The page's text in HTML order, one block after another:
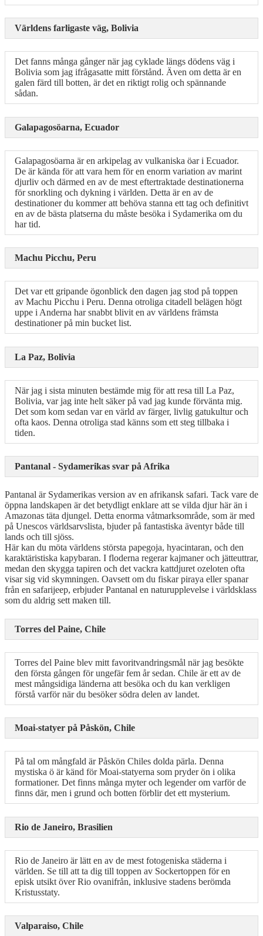
Världens farligaste väg, Bolivia
Det fanns många gånger när jag cyklade längs dödens väg i
Bolivia som jag ifrågasatte mitt förstånd. Även om detta är en
galen färd till botten, är det en riktigt rolig och spännande
sådan.
Galapagosöarna, Ecuador
Galapagosöarna är en arkipelag av vulkaniska öar i Ecuador.
De är kända för att vara hem för en enorm variation av marint
djurliv och därmed en av de mest eftertraktade destinationerna
för snorkling och dykning i världen. Detta är en av de
destinationer du kommer att behöva stanna ett tag och definitivt
en av de bästa platserna du måste besöka i Sydamerika om du
har tid.
Machu Picchu, Peru
Det var ett gripande ögonblick den dagen jag stod på toppen
av Machu Picchu i Peru. Denna otroliga citadell belägen högt
uppe i Anderna har snabbt blivit en av världens främsta
destinationer på min bucket list.
La Paz, Bolivia
När jag i sista minuten bestämde mig för att resa till La Paz,
Bolivia, var jag inte helt säker på vad jag kunde förvänta mig.
Det som kom sedan var en värld av färger, livlig gatukultur och
ofta kaos. Denna otroliga stad känns som ett steg tillbaka i
tiden.
Pantanal - Sydamerikas svar på Afrika
Pantanal är Sydamerikas version av en afrikansk safari. Tack vare de
öppna landskapen är det betydligt enklare att se vilda djur här än i
Amazonas täta djungel. Detta enorma våtmarksområde, som är med
på Unescos världsarvslista, bjuder på fantastiska äventyr både till
lands och till sjöss.
Här kan du möta världens största papegoja, hyacintaran, och den
karaktäristiska kapybaran. I floderna regerar kajmaner och jätteuttrar,
medan den skygga tapiren och det vackra kattdjuret ozeloten ofta
visar sig vid skymningen. Oavsett om du fiskar piraya eller spanar
från en safarijeep, erbjuder Pantanal en naturupplevelse i världsklass
som du aldrig sett maken till.
Torres del Paine, Chile
Torres del Paine blev mitt favoritvandringsmål när jag besökte
den första gången för ungefär fem år sedan. Chile är ett av de
mest mångsidiga länderna att besöka och du kan verkligen
förstå varför när du besöker södra delen av landet.
Moai-statyer på Påskön, Chile
På tal om mångfald är Påskön Chiles dolda pärla. Denna
mystiska ö är känd för Moai-statyerna som pryder ön i olika
formationer. Det finns många myter och legender om varför de
finns där, men i grund och botten förblir det ett mysterium.
Rio de Janeiro, Brasilien
Rio de Janeiro är lätt en av de mest fotogeniska städerna i
världen. Se till att ta dig till toppen av Sockertoppen för en
episk utsikt över Rio ovanifrån, inklusive stadens berömda
Kristusstaty.
Valparaiso, Chile